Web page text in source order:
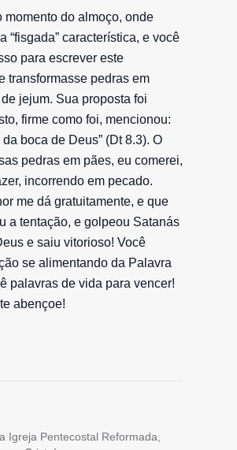
momento do almoço, onde
“fisgada” característica, e você
para escrever este
transformasse pedras em
jejum. Sua proposta foi
firme como foi, mencionou:
boca de Deus” (Dt 8.3). O
pedras em pães, eu comerei,
incorrendo em pecado.
me dá gratuitamente, e que
a tentação, e golpeou Satanás
e saiu vitorioso! Você
se alimentando da Palavra
palavras de vida para vencer!
abençoe!
Igreja Pentecostal Reformada,